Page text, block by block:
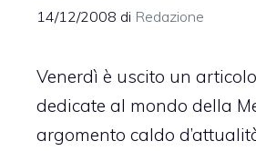
14/12/2008 di Redazione
Venerdì è uscito un
dedicate al mondo della
argomento caldo